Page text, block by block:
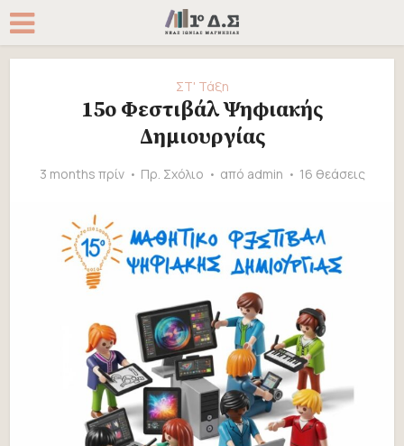
ΣΤ' Τάξη
15ο Φεστιβάλ Ψηφιακής
Δημιουργίας
3 months πρίν Πρ. Σχόλιο από admin 16 θεάσεις